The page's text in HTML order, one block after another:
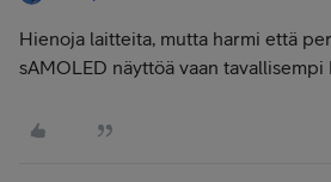
Hienoja laitteita, mutta harmi että
sAMOLED näyttöä vaan tavallisempi